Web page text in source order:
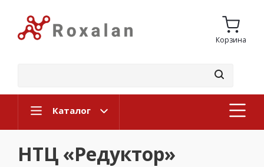
Корзина
Каталог
НТЦ «Редуктор»